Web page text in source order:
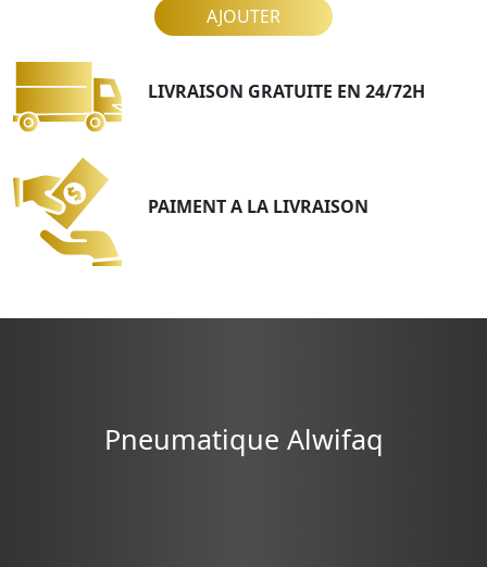
AJOUTER
LIVRAISON GRATUITE EN 24/72H
PAIMENT A LA LIVRAISON
Pneumatique Alwifaq